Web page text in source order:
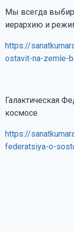
Мы всегда
иерархию и
https://
ostavit-na-zemle-
Галактическая
космосе
https://
federatsiya-o-